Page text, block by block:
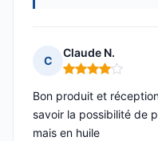
C
Claude N.
Note : 4 sur 5
Bon produit et
savoir la possibilité de
mais en huile